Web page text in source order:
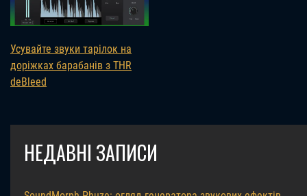
Усувайте звуки тарілок на
доріжках барабанів з THR
deBleed
НЕДАВНІ ЗАПИСИ